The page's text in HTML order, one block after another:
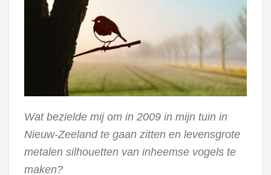
Wat bezielde mij om in 2009 in mijn tuin in
Nieuw-Zeeland te gaan zitten en levensgrote
metalen silhouetten van inheemse vogels te
maken?